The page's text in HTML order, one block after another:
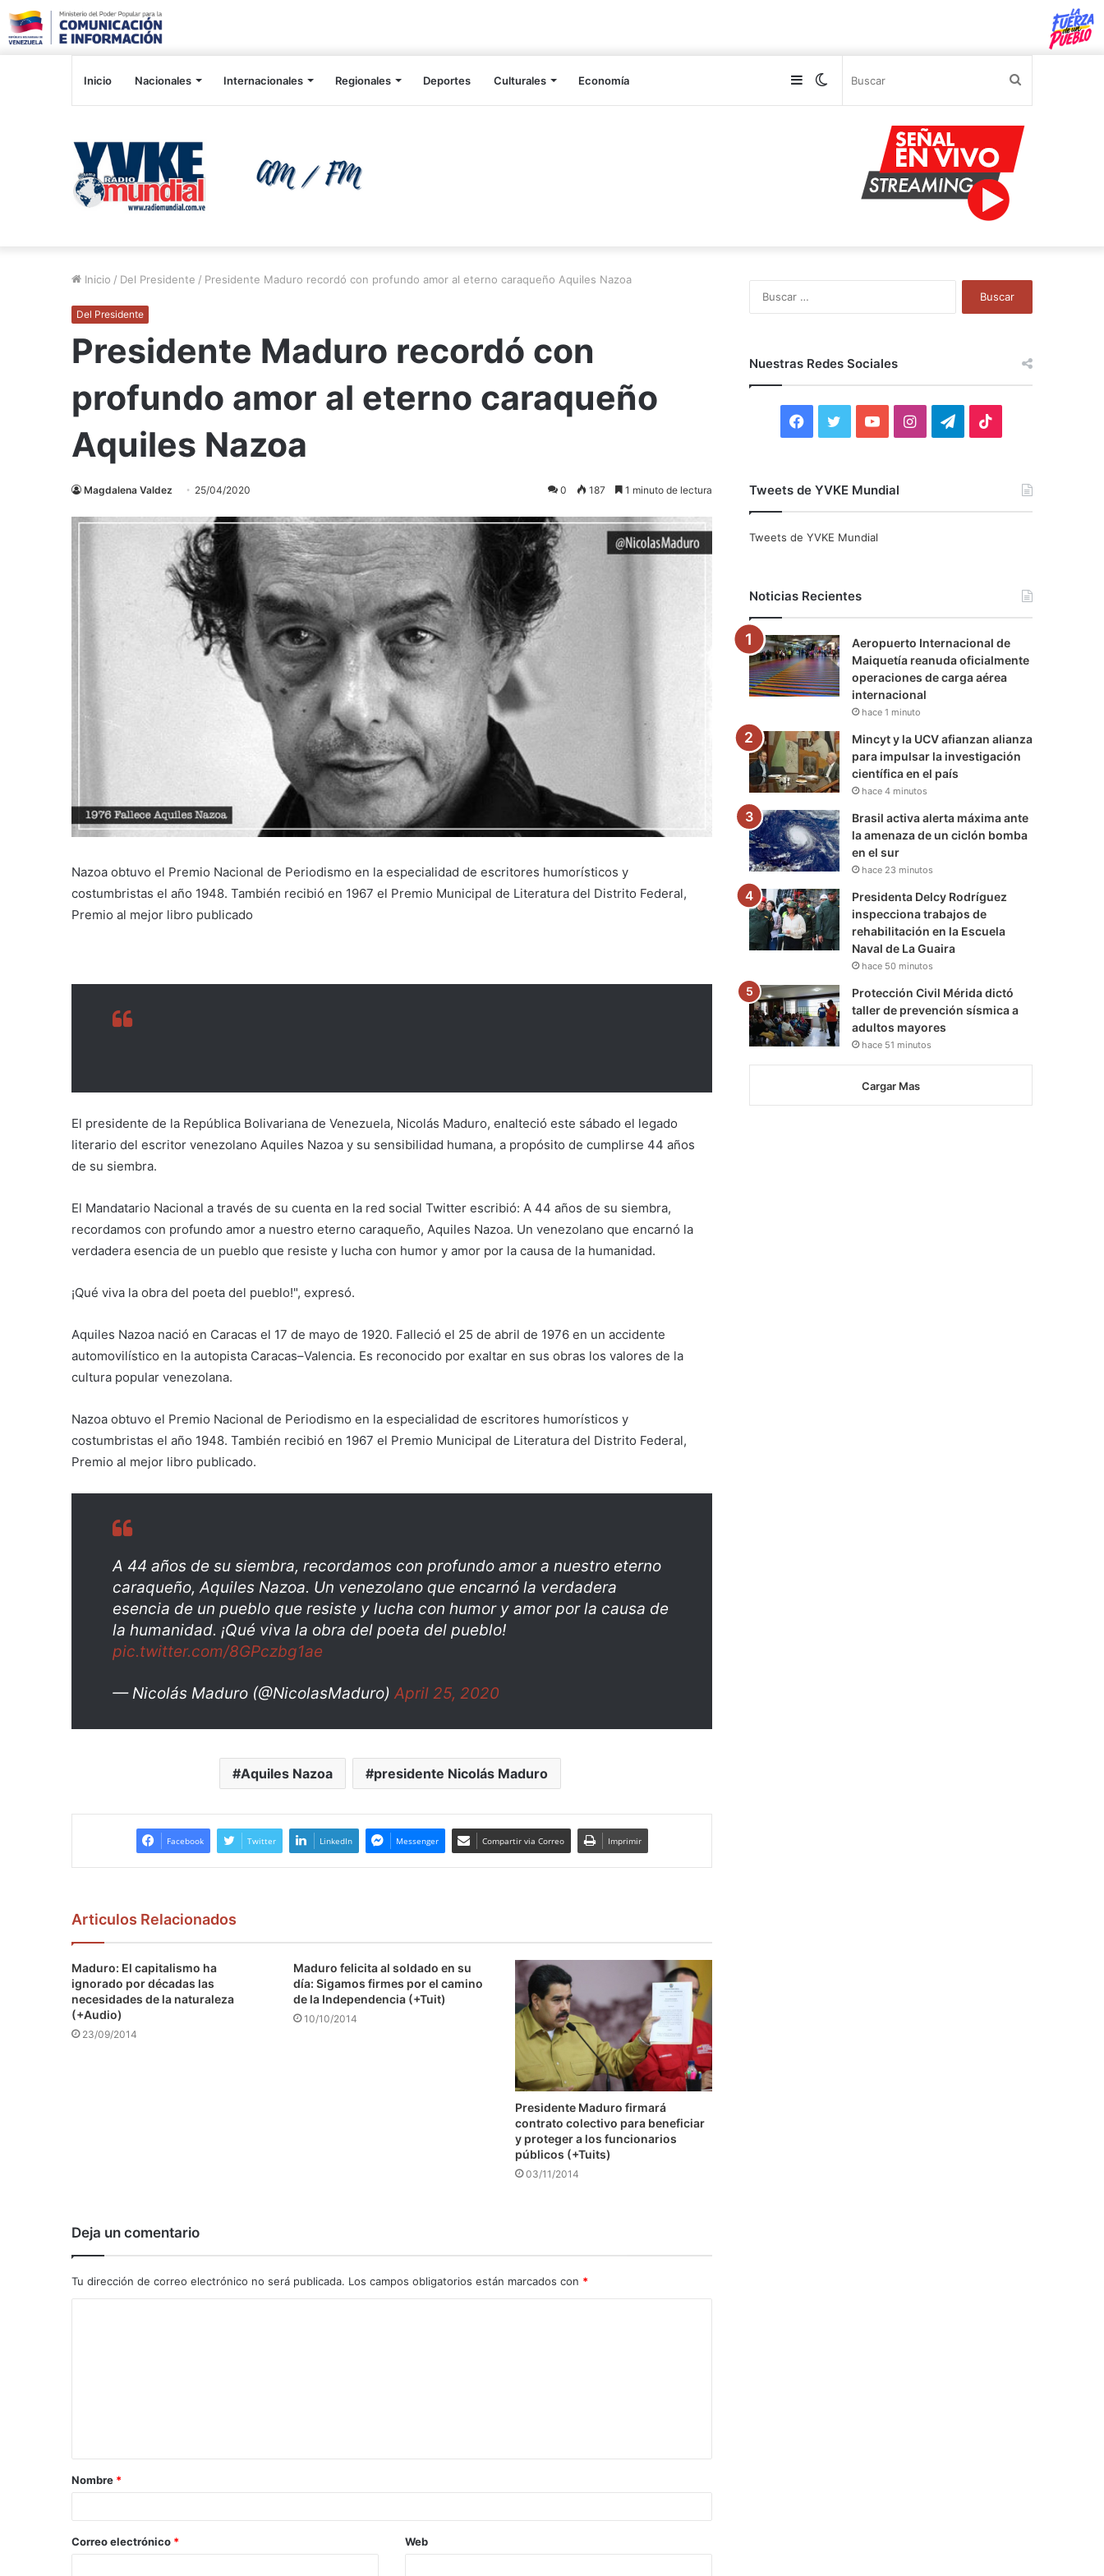
Inicio Nacionales Internacionales Regionales Deportes Culturales Economía Switch
Sidebar
Inicio / Del Presidente / Presidente Maduro recordó con profundo amor al eterno caraqueño Aquiles Nazoa
Del Presidente
Presidente Maduro recordó con
profundo amor al eterno caraqueño
Aquiles Nazoa
Magdalena Valdez 25/04/2020 0 187 1 minuto de lectura
Nazoa obtuvo el Premio Nacional de Periodismo en la especialidad de escritores humorísticos y
costumbristas el año 1948. También recibió en 1967 el Premio Municipal de Literatura del Distrito Federal,
Premio al mejor libro publicado
El presidente de la República Bolivariana de Venezuela, Nicolás Maduro, enalteció este sábado el legado
literario del escritor venezolano Aquiles Nazoa y su sensibilidad humana, a propósito de cumplirse 44 años
de su siembra.
El Mandatario Nacional a través de su cuenta en la red social Twitter escribió: A 44 años de su siembra,
recordamos con profundo amor a nuestro eterno caraqueño, Aquiles Nazoa. Un venezolano que encarnó la
verdadera esencia de un pueblo que resiste y lucha con humor y amor por la causa de la humanidad.
¡Qué viva la obra del poeta del pueblo!", expresó.
Aquiles Nazoa nació en Caracas el 17 de mayo de 1920. Falleció el 25 de abril de 1976 en un accidente
automovilístico en la autopista Caracas–Valencia. Es reconocido por exaltar en sus obras los valores de la
cultura popular venezolana.
Nazoa obtuvo el Premio Nacional de Periodismo en la especialidad de escritores humorísticos y
costumbristas el año 1948. También recibió en 1967 el Premio Municipal de Literatura del Distrito Federal,
Premio al mejor libro publicado.
A 44 años de su siembra, recordamos con profundo amor a nuestro eterno
caraqueño, Aquiles Nazoa. Un venezolano que encarnó la verdadera
esencia de un pueblo que resiste y lucha con humor y amor por la causa de
la humanidad. ¡Qué viva la obra del poeta del pueblo!
pic.twitter.com/8GPczbg1ae
— Nicolás Maduro (@NicolasMaduro) April 25, 2020
Aquiles Nazoa presidente Nicolás Maduro
Facebook Twitter LinkedIn Messenger Compartir via Correo Imprimir
Articulos Relacionados
Maduro: El capitalismo ha
ignorado por décadas las
necesidades de la naturaleza
(+Audio)
23/09/2014
Maduro felicita al soldado en su
día: Sigamos firmes por el camino
de la Independencia (+Tuit)
10/10/2014
Presidente Maduro firmará
contrato colectivo para beneficiar
y proteger a los funcionarios
públicos (+Tuits)
03/11/2014
Deja un comentario
Tu dirección de correo electrónico no será publicada. Los campos obligatorios están marcados con *
a
r
*
Nombre *
Correo electrónico * Web
Nuestras Redes Sociales
F
c
o
k
i
r
Y
u
e
I
r
a
m
T
a
m
Tweets de YVKE Mundial
Tweets de YVKE Mundial
Noticias Recientes
Aeropuerto Internacional de
Maiquetía reanuda oficialmente
operaciones de carga aérea
internacional
hace 1 minuto
Mincyt y la UCV afianzan alianza
para impulsar la investigación
científica en el país
hace 4 minutos
Brasil activa alerta máxima ante
la amenaza de un ciclón bomba
en el sur
hace 23 minutos
Presidenta Delcy Rodríguez
inspecciona trabajos de
rehabilitación en la Escuela
Naval de La Guaira
hace 50 minutos
Protección Civil Mérida dictó
taller de prevención sísmica a
adultos mayores
hace 51 minutos
Cargar Mas